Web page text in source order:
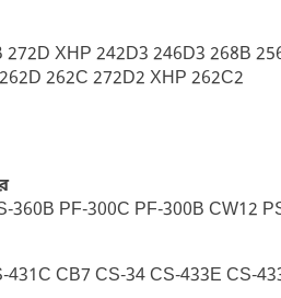
XHP 242D3 246D3 268B
262C 272D2 XHP 262C2
360B PF-300C PF-300B CW12
431C CB7 CS-34 CS-433E CS-